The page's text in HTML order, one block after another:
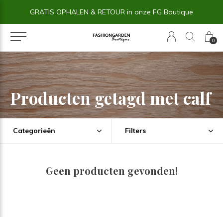
0
GRATIS OPHALEN & RETOUR in onze FG Boutique
Producten getagd met calf
Categorieën Filters
Geen producten gevonden!